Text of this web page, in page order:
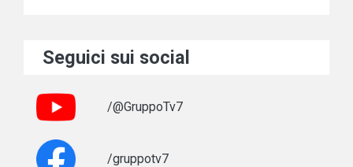
Seguici sui social
/@GruppoTv7
/gruppotv7